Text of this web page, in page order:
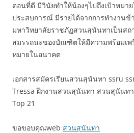
ตอนที่ดี มีวินัยทำให้น้องๆไปถึงเป้าหมา
ประสบการณ์ มีรายได้จากการทำงานข้
มหาวิทยาลัยราชภัฏสวนสุนันทาเป็นส
สมรรถนะของบัณฑิตให้มีความพร้อมเพ
หมายในอนาคต
เอกสารสมัครเรียนสวนสุนันทา ssru
Tressa ฝึกงานสวนสุนันทา สวนสุนันทา
Top 21
ขอขอบคุณweb สวนสุนันทา